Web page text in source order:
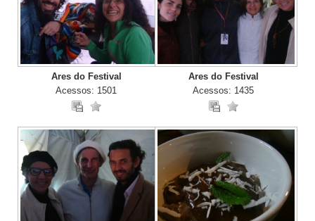
Ares do Festival
Acessos: 1501
Ares do Festival
Acessos: 1435